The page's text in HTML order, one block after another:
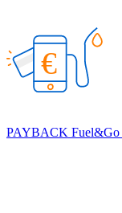
€
PAYBACK Fuel&Go